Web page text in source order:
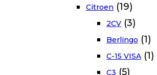
Citroen (19)
2CV (3)
Berlingo (1)
C-15 VISA (1)
C3 (5)